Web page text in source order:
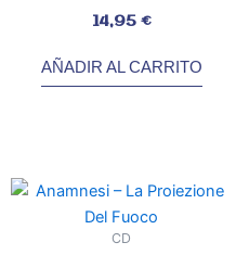
14,95 €
AÑADIR AL CARRITO
CD